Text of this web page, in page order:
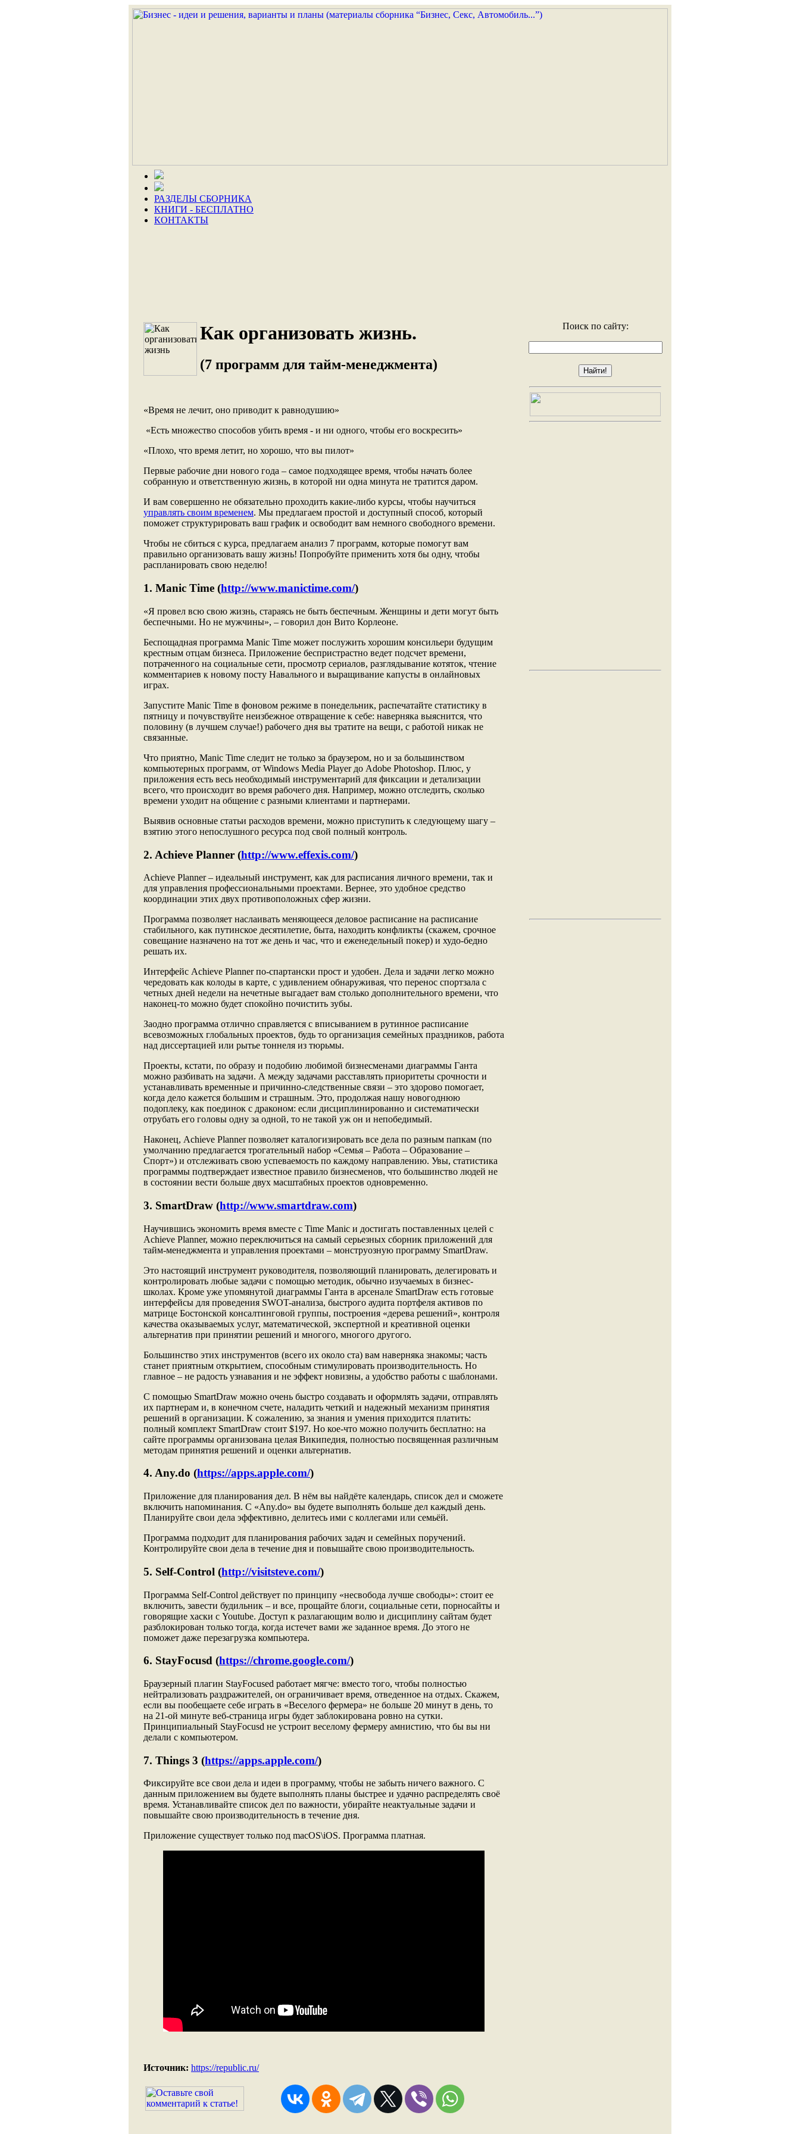
РАЗДЕЛЫ СБОРНИКА
КНИГИ - БЕСПЛАТНО
КОНТАКТЫ
Как организовать жизнь.
(7 программ для тайм-менеджмента)
«Время не лечит, оно приводит к равнодушию»
«Есть множество способов убить время - и ни одного, чтобы его воскресить»
«Плохо, что время летит, но хорошо, что вы пилот»
Первые рабочие дни нового года – самое подходящее время, чтобы начать более
собранную и ответственную жизнь, в которой ни одна минута не тратится даром.
И вам совершенно не обязательно проходить какие-либо курсы, чтобы научиться
управлять своим временем. Мы предлагаем простой и доступный способ, который
поможет структурировать ваш график и освободит вам немного свободного времени.
Чтобы не сбиться с курса, предлагаем анализ 7 программ, которые помогут вам
правильно организовать вашу жизнь! Попробуйте применить хотя бы одну, чтобы
распланировать свою неделю!
1. Manic Time (http://www.manictime.com/)
«Я провел всю свою жизнь, стараясь не быть беспечным. Женщины и дети могут быть
беспечными. Но не мужчины», – говорил дон Вито Корлеоне.
Беспощадная программа Manic Time может послужить хорошим консильери будущим
крестным отцам бизнеса. Приложение беспристрастно ведет подсчет времени,
потраченного на социальные сети, просмотр сериалов, разглядывание котяток, чтение
комментариев к новому посту Навального и выращивание капусты в онлайновых
играх.
Запустите Manic Time в фоновом режиме в понедельник, распечатайте статистику в
пятницу и почувствуйте неизбежное отвращение к себе: наверняка выяснится, что
половину (в лучшем случае!) рабочего дня вы тратите на вещи, с работой никак не
связанные.
Что приятно, Manic Time следит не только за браузером, но и за большинством
компьютерных программ, от Windows Media Player до Adobe Photoshop. Плюс, у
приложения есть весь необходимый инструментарий для фиксации и детализации
всего, что происходит во время рабочего дня. Например, можно отследить, сколько
времени уходит на общение с разными клиентами и партнерами.
Выявив основные статьи расходов времени, можно приступить к следующему шагу –
взятию этого непослушного ресурса под свой полный контроль.
2. Achieve Planner (http://www.effexis.com/)
Achieve Planner – идеальный инструмент, как для расписания личного времени, так и
для управления профессиональными проектами. Вернее, это удобное средство
координации этих двух противоположных сфер жизни.
Программа позволяет наслаивать меняющееся деловое расписание на расписание
стабильного, как путинское десятилетие, быта, находить конфликты (скажем, срочное
совещание назначено на тот же день и час, что и еженедельный покер) и худо-бедно
решать их.
Интерфейс Achieve Planner по-спартански прост и удобен. Дела и задачи легко можно
чередовать как колоды в карте, с удивлением обнаруживая, что перенос спортзала с
четных дней недели на нечетные выгадает вам столько дополнительного времени, что
наконец-то можно будет спокойно почистить зубы.
Заодно программа отлично справляется с вписыванием в рутинное расписание
всевозможных глобальных проектов, будь то организация семейных праздников, работа
над диссертацией или рытье тоннеля из тюрьмы.
Проекты, кстати, по образу и подобию любимой бизнесменами диаграммы Ганта
можно разбивать на задачи. А между задачами расставлять приоритеты срочности и
устанавливать временные и причинно-следственные связи – это здорово помогает,
когда дело кажется большим и страшным. Это, продолжая нашу новогоднюю
подоплеку, как поединок с драконом: если дисциплинированно и систематически
отрубать его головы одну за одной, то не такой уж он и непобедимый.
Наконец, Achieve Planner позволяет каталогизировать все дела по разным папкам (по
умолчанию предлагается трогательный набор «Семья – Работа – Образование –
Спорт») и отслеживать свою успеваемость по каждому направлению. Увы, статистика
программы подтверждает известное правило бизнесменов, что большинство людей не
в состоянии вести больше двух масштабных проектов одновременно.
3. SmartDraw (http://www.smartdraw.com)
Научившись экономить время вместе с Time Manic и достигать поставленных целей с
Achieve Planner, можно переключиться на самый серьезных сборник приложений для
тайм-менеджмента и управления проектами – монструозную программу SmartDraw.
Это настоящий инструмент руководителя, позволяющий планировать, делегировать и
контролировать любые задачи с помощью методик, обычно изучаемых в бизнес-
школах. Кроме уже упомянутой диаграммы Ганта в арсенале SmartDraw есть готовые
интерфейсы для проведения SWOT-анализа, быстрого аудита портфеля активов по
матрице Бостонской консалтинговой группы, построения «дерева решений», контроля
качества оказываемых услуг, математической, экспертной и креативной оценки
альтернатив при принятии решений и многого, многого другого.
Большинство этих инструментов (всего их около ста) вам наверняка знакомы; часть
станет приятным открытием, способным стимулировать производительность. Но
главное – не радость узнавания и не эффект новизны, а удобство работы с шаблонами.
С помощью SmartDraw можно очень быстро создавать и оформлять задачи, отправлять
их партнерам и, в конечном счете, наладить четкий и надежный механизм принятия
решений в организации. К сожалению, за знания и умения приходится платить:
полный комплект SmartDraw стоит $197. Но кое-что можно получить бесплатно: на
сайте программы организована целая Википедия, полностью посвященная различным
методам принятия решений и оценки альтернатив.
4. Any.do (https://apps.apple.com/)
Приложение для планирования дел. В нём вы найдёте календарь, список дел и сможете
включить напоминания. С «Any.do» вы будете выполнять больше дел каждый день.
Планируйте свои дела эффективно, делитесь ими с коллегами или семьёй.
Программа подходит для планирования рабочих задач и семейных поручений.
Контролируйте свои дела в течение дня и повышайте свою производительность.
5. Self-Control (http://visitsteve.com/)
Программа Self-Control действует по принципу «несвобода лучше свободы»: стоит ее
включить, завести будильник – и все, прощайте блоги, социальные сети, порносайты и
говорящие хаски с Youtube. Доступ к разлагающим волю и дисциплину сайтам будет
разблокирован только тогда, когда истечет вами же заданное время. До этого не
поможет даже перезагрузка компьютера.
6. StayFocusd (https://chrome.google.com/)
Браузерный плагин StayFocused работает мягче: вместо того, чтобы полностью
нейтрализовать раздражителей, он ограничивает время, отведенное на отдых. Скажем,
если вы пообещаете себе играть в «Веселого фермера» не больше 20 минут в день, то
на 21-ой минуте веб-страница игры будет заблокирована ровно на сутки.
Принципиальный StayFocusd не устроит веселому фермеру амнистию, что бы вы ни
делали с компьютером.
7. Things 3 (https://apps.apple.com/)
Фиксируйте все свои дела и идеи в программу, чтобы не забыть ничего важного. С
данным приложением вы будете выполнять планы быстрее и удачно распределять своё
время. Устанавливайте список дел по важности, убирайте неактуальные задачи и
повышайте свою производительность в течение дня.
Приложение существует только под macOS\iOS. Программа платная.
Источник: https://republic.ru/
Поиск по сайту: